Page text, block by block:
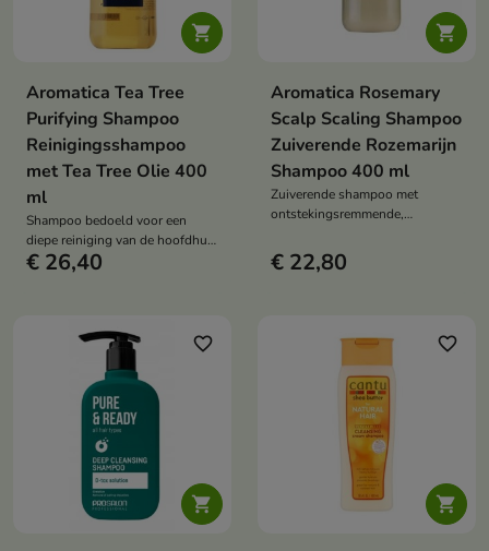

Aromatica Tea Tree
Purifying Shampoo
Reinigingsshampoo
met Tea Tree Olie 400
ml
Shampoo bedoeld voor een
diepe reiniging van de hoofdhuid
en het haar
€ 26,40

Aromatica Rosemary
Scalp Scaling Shampoo
Zuiverende Rozemarijn
Shampoo 400 ml
Zuiverende shampoo met
ontstekingsremmende,
werking op de hoofdhuid
€ 22,80

favorite_border

favorite_border